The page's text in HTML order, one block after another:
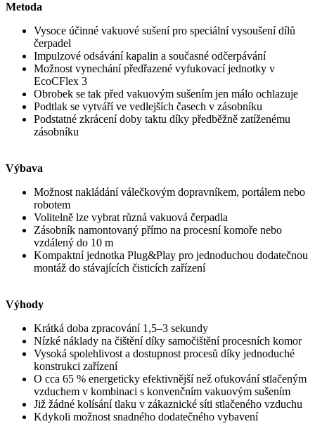
Metoda
Vysoce účinné vakuové sušení pro speciální vysoušení dílů
čerpadel
Impulzové odsávání kapalin a současné odčerpávání
Možnost vynechání předřazené vyfukovací jednotky v
EcoCFlex 3
Obrobek se tak před vakuovým sušením jen málo ochlazuje
Podtlak se vytváří ve vedlejších časech v zásobníku
Podstatné zkrácení doby taktu díky předběžně zatíženému
zásobníku
Výbava
Možnost nakládání válečkovým dopravníkem, portálem nebo
robotem
Volitelně lze vybrat různá vakuová čerpadla
Zásobník namontovaný přímo na procesní komoře nebo
vzdálený do 10 m
Kompaktní jednotka Plug&Play pro jednoduchou dodatečnou
montáž do stávajících čisticích zařízení
Výhody
Krátká doba zpracování 1,5–3 sekundy
Nízké náklady na čištění díky samočištění procesních komor
Vysoká spolehlivost a dostupnost procesů díky jednoduché
konstrukci zařízení
O cca 65 % energeticky efektivnější než ofukování stlačeným
vzduchem v kombinaci s konvenčním vakuovým sušením
Již žádné kolísání tlaku v zákaznické síti stlačeného vzduchu
Kdykoli možnost snadného dodatečného vybavení